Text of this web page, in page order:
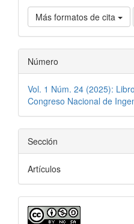
Más formatos de cita
Número
Vol. 1 Núm. 24 (2025):
Congreso Nacional de
Sección
Artículos